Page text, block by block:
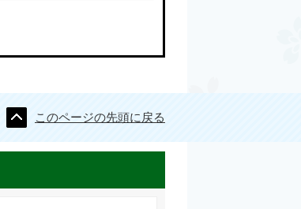
このページの先頭に戻る